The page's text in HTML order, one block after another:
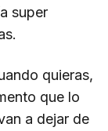
super
quieras,
que lo
a dejar de